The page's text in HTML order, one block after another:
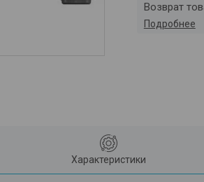
возврат
Подробнее
Характеристики